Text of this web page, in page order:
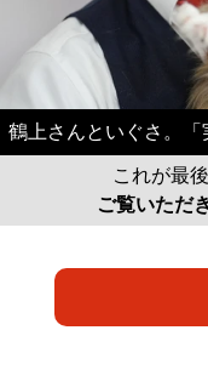
鶴上さんといぐさ。「
これが最
ご覧いただ